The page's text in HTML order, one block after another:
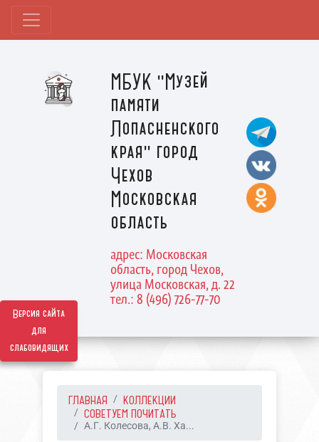
Версия сайта
для
слабовидящих
МБУК "Музей
памяти
Лопасненского
края" город
Чехов
Московская
область
адрес: Московская
область, город Чехов,
улица Московская, д. 22
тел.: 8 (496) 726-77-70
ГЛАВНАЯ
КОЛЛЕКЦИИ
СОВЕТУЕМ ПОЧИТАТЬ
А.Г. Колесова, А.В. Ха...